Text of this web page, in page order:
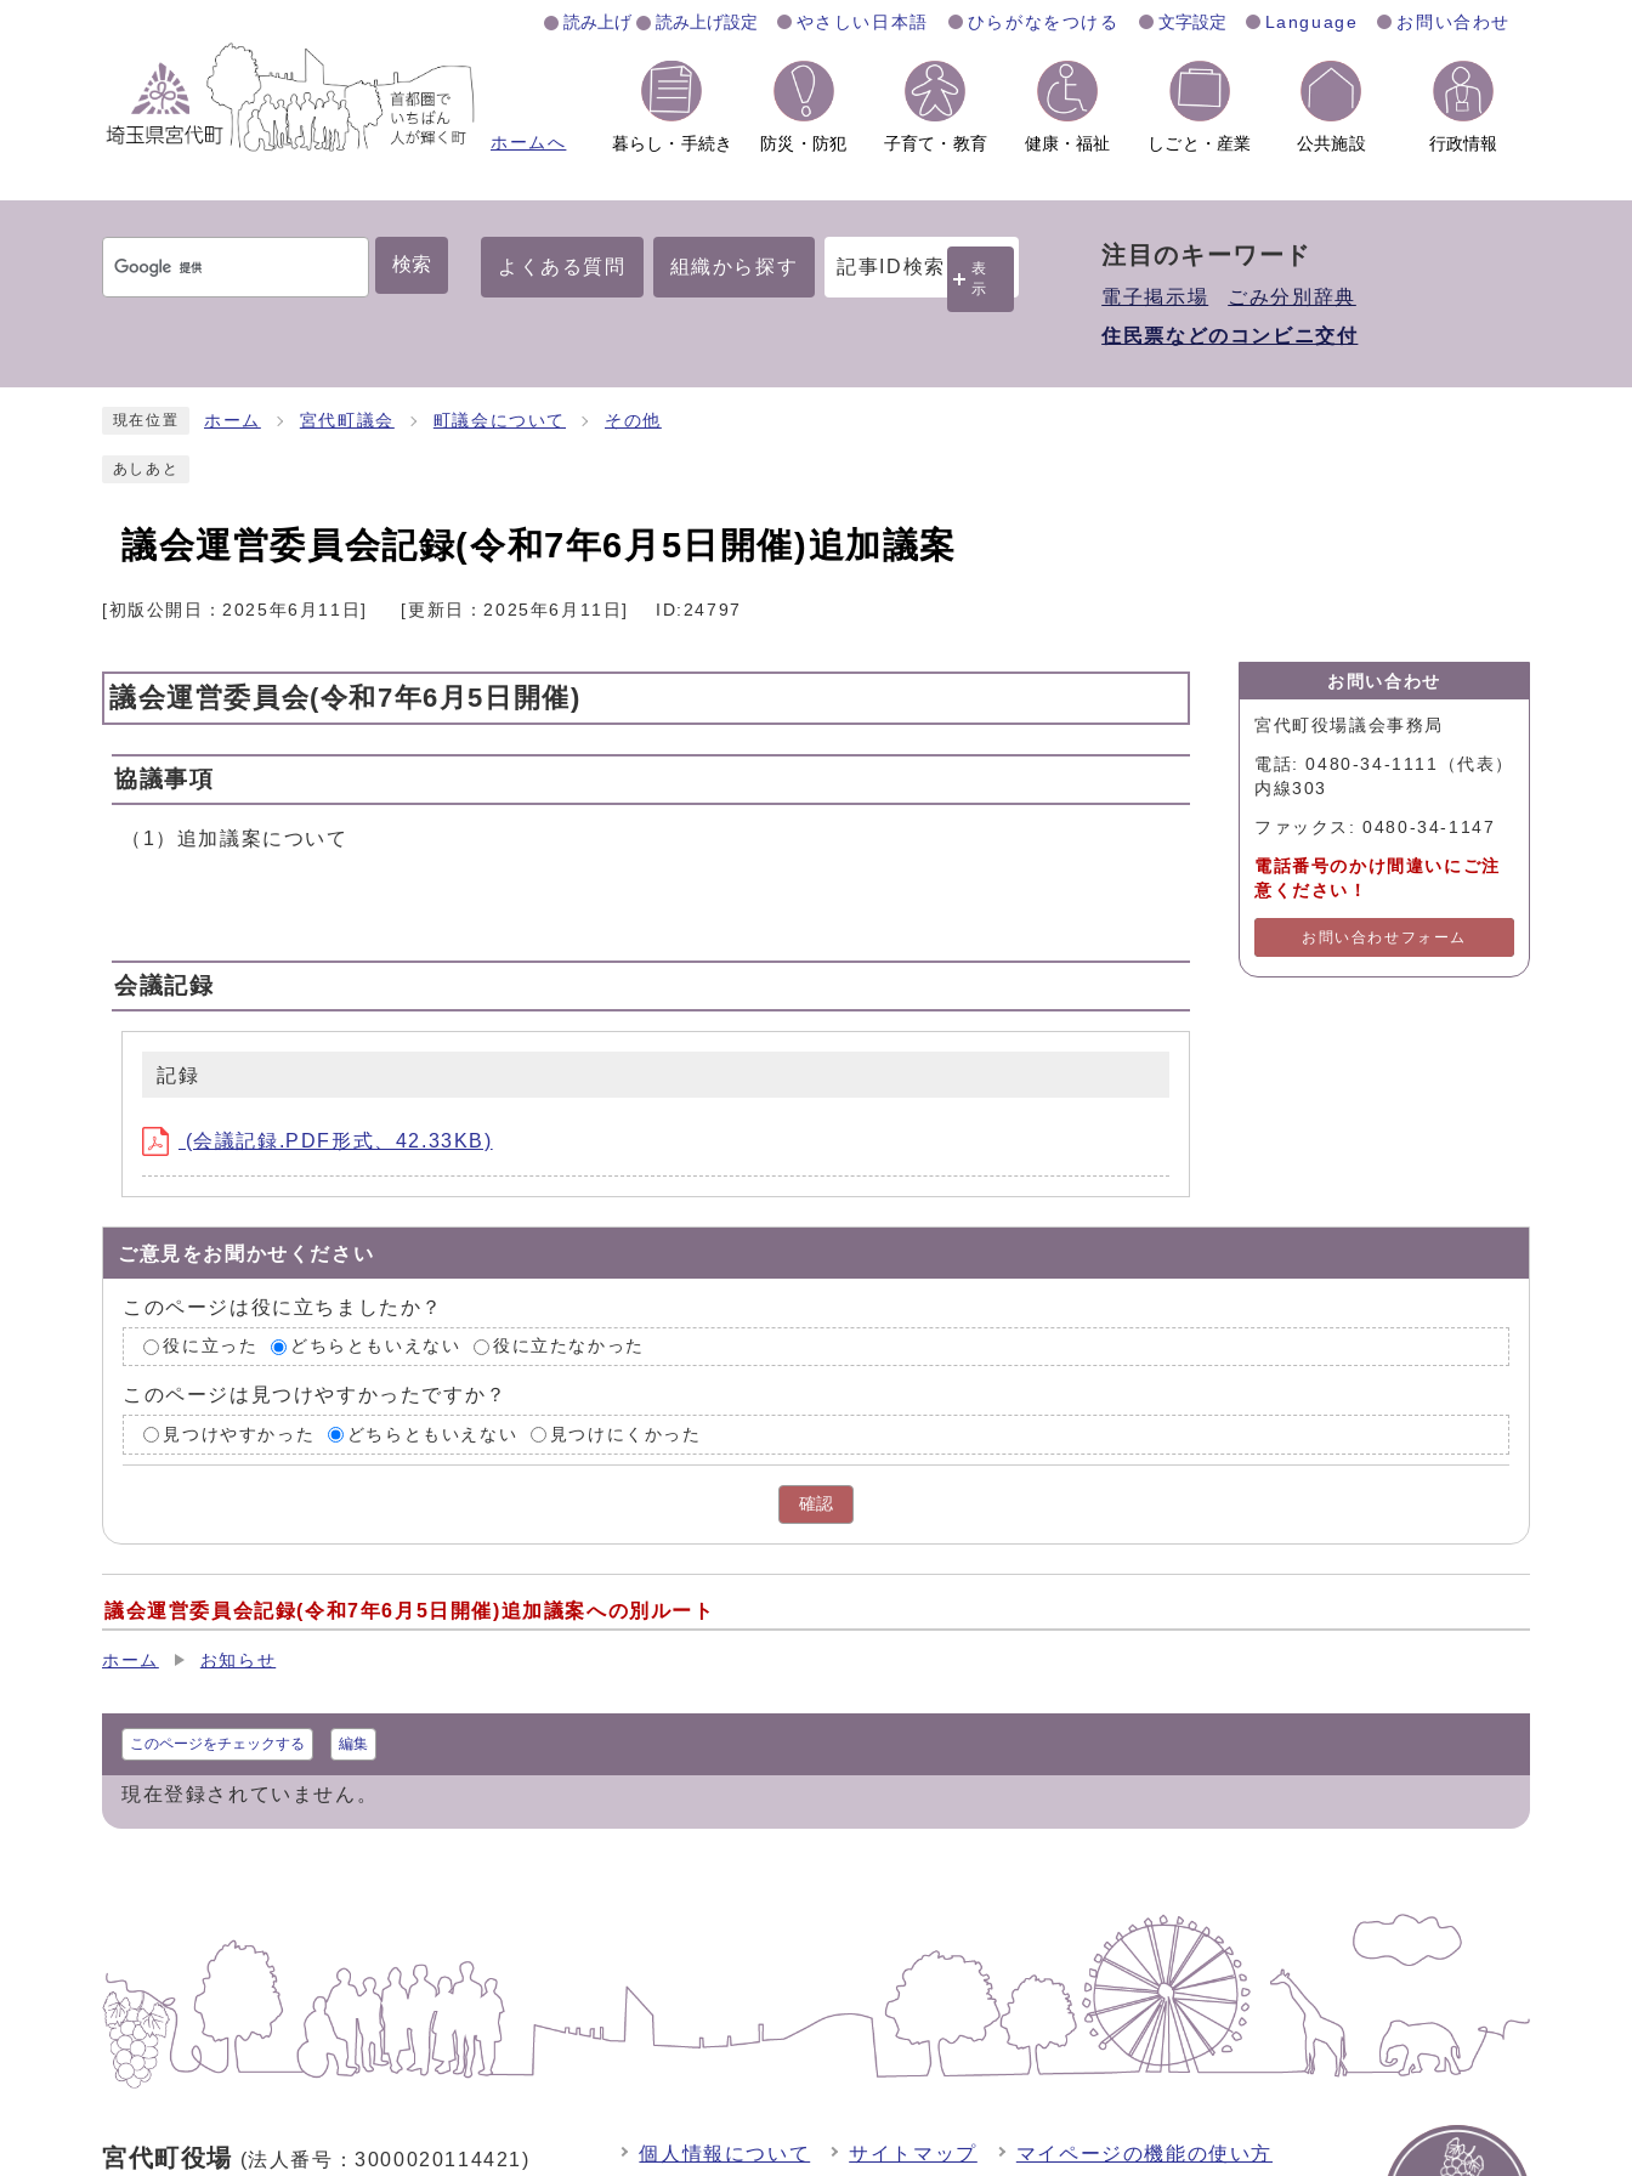
読み上げ 読み上げ設定 やさしい日本語 ひらがなをつける 文字設定 Language お問い合わせ
ホームへ 暮らし・手続き 防災・防犯 子育て・教育 健康・福祉 しごと・産業 公共施設 行政情報
検索 よくある質問 組織から探す 記事ID検索
表
示
注目のキーワード
電子掲示場
ごみ分別辞典
住民票などのコンビニ交付
現在位置 ホーム 宮代町議会 町議会について その他
あしあと
議会運営委員会記録(令和7年6月5日開催)追加議案
[初版公開日：2025年6月11日] [更新日：2025年6月11日] ID:24797
議会運営委員会(令和7年6月5日開催)
協議事項
（1）追加議案について
会議記録
記録
(会議記録.PDF形式、42.33KB)
お問い合わせ
宮代町役場議会事務局
電話: 0480-34-1111（代表）
内線303
ファックス: 0480-34-1147
電話番号のかけ間違いにご注
意ください！
お問い合わせフォーム
ご意見をお聞かせください
このページは役に立ちましたか？
役に立った どちらともいえない 役に立たなかった
このページは見つけやすかったですか？
見つけやすかった どちらともいえない 見つけにくかった
確認
議会運営委員会記録(令和7年6月5日開催)追加議案への別ルート
ホーム お知らせ
このページをチェックする 編集
現在登録されていません。
宮代町役場 (法人番号：3000020114421) 個人情報について サイトマップ マイページの機能の使い方